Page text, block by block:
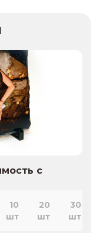
с
10
шт
20
шт
30
шт